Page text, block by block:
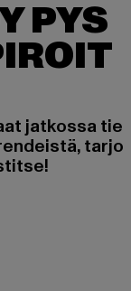
PYS
jatkossa tie
tarjo